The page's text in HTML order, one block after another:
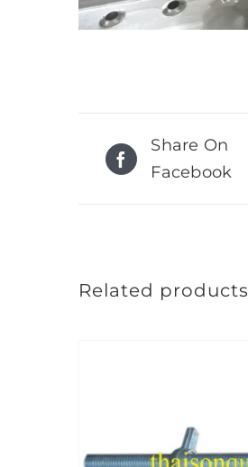
Share On
Facebook
Related products